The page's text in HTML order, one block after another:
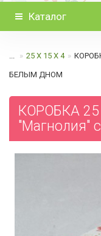
Каталог
... 25 Х 15 Х 4
БЕЛЫМ ДНОМ
КОРОБКА 25
"Магнолия"